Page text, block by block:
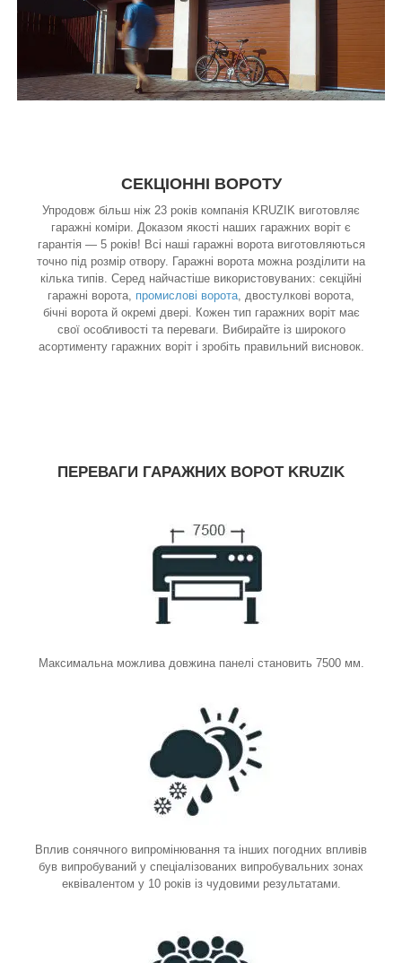
СЕКЦІОННІ ВОРОТУ
Упродовж більш ніж 23 років компанія KRUZIK виготовляє
гаражні коміри. Доказом якості наших гаражних воріт є
гарантія — 5 років! Всі наші гаражні ворота виготовляються
точно під розмір отвору. Гаражні ворота можна розділити на
кілька типів. Серед найчастіше використовуваних: секційні
гаражні ворота, промислові ворота, двостулкові ворота,
бічні ворота й окремі двері. Кожен тип гаражних воріт має
свої особливості та переваги. Вибирайте із широкого
асортименту гаражних воріт і зробіть правильний висновок.
ПЕРЕВАГИ ГАРАЖНИХ ВОРОТ KRUZIK
Максимальна можлива довжина панелі становить 7500 мм.
Вплив сонячного випромінювання та інших погодних впливів
був випробуваний у спеціалізованих випробувальних зонах
еквівалентом у 10 років із чудовими результатами.